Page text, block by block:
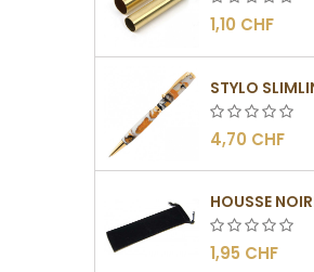
1,10 CHF
STYLO
4,70 CHF
1,95 CHF